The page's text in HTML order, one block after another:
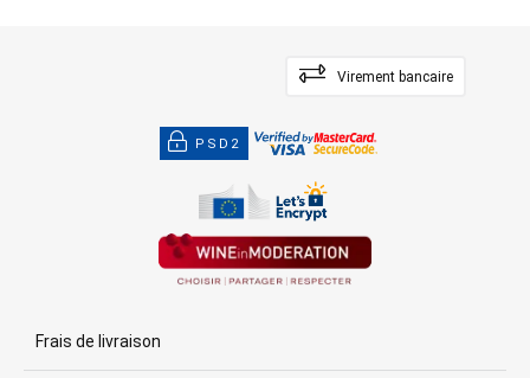
Virement bancaire
PSD2
Frais de livraison